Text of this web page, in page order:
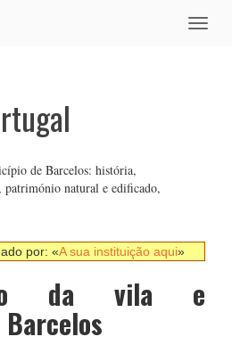
Toggle
de Barcelos: história,
património natural e edificado,
por: «A sua instituição aqui»
da vila e